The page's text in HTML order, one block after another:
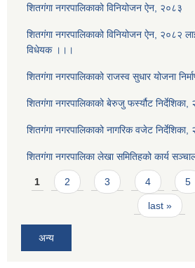
शितगंगा नगरपालिकाको विनियोजन ऐन, २०८३
शितगंगा नगरपालिकाको विनियोजन ऐन, २०८२
विधेयक ।।।
शितगंगा नगरपालिकाको राजस्व सुधार योजना
शितगंगा नगरपालिकाको बेरुजु फर्स्यौट निर्देशिका,
शितगंगा नगरपालिकाको नागरिक वजेट निर्देशिका,
शितगंगा नगरपालिका लेखा समितिहको कार्य
Pages
1 2 3 4 5
last »
अन्य